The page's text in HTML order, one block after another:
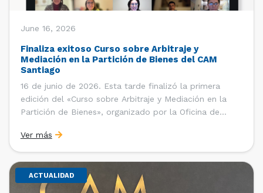
June 16, 2026
Finaliza exitoso Curso sobre Arbitraje y
Mediación en la Partición de Bienes del CAM
Santiago
16 de junio de 2026. Esta tarde finalizó la primera
edición del «Curso sobre Arbitraje y Mediación en la
Partición de Bienes», organizado por la Oficina de
Arbitraje y Mediación (CAM) de la Cámara de Comercio
de Santiago (CCS). El curso contó con […]
Ver más
ACTUALIDAD